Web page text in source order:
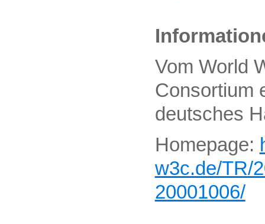
Vom World
Consortium
deutsches
Homepage:
w3c.de/TR/
20001006/